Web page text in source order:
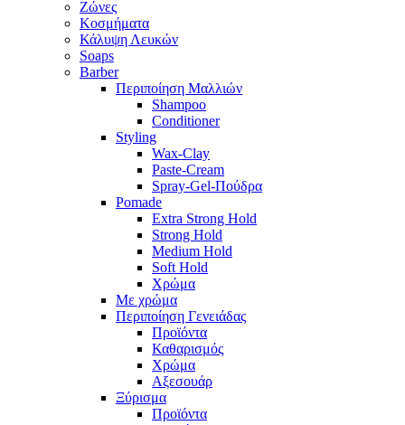
Ζώνες
Κοσμήματα
Κάλυψη Λευκών
Soaps
Barber
Περιποίηση Μαλλιών
Shampoo
Conditioner
Styling
Wax-Clay
Paste-Cream
Spray-Gel-Πούδρα
Pomade
Extra Strong Hold
Strong Hold
Medium Hold
Soft Hold
Χρώμα
Με χρώμα
Περιποίηση Γενειάδας
Προϊόντα
Καθαρισμός
Χρώμα
Αξεσουάρ
Ξύρισμα
Προϊόντα